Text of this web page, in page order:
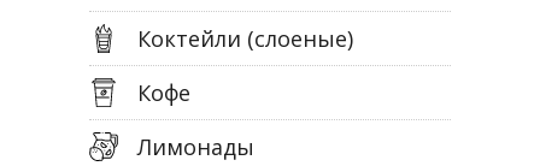
Коктейли (слоеные)
Кофе
Лимонады